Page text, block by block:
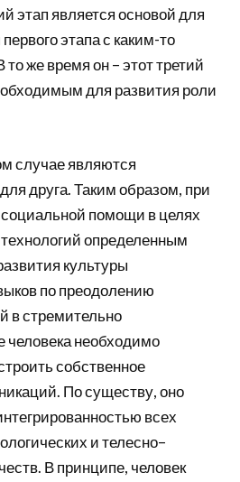
этап является основой для
этапа с каким-то
же время он – этот третий
для развития роли
случае являются
друга. Таким образом, при
помощи в целях
определенным
культуры
по преодолению
в стремительно
необходимо
собственное
По существу, оно
всех
и телесно–
В принципе, человек